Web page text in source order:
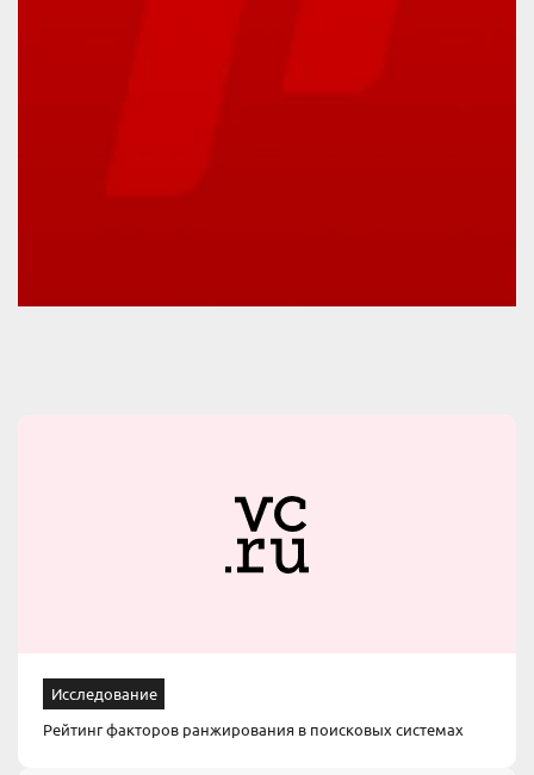
Исследование
Рейтинг факторов ранжирования в поисковых системах